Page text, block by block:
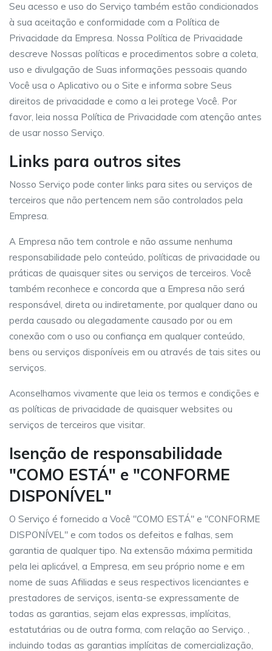
Seu acesso e uso do Serviço também estão condicionados
à sua aceitação e conformidade com a Política de
Privacidade da Empresa. Nossa Política de Privacidade
descreve Nossas políticas e procedimentos sobre a coleta,
uso e divulgação de Suas informações pessoais quando
Você usa o Aplicativo ou o Site e informa sobre Seus
direitos de privacidade e como a lei protege Você. Por
favor, leia nossa Política de Privacidade com atenção antes
de usar nosso Serviço.
Links para outros sites
Nosso Serviço pode conter links para sites ou serviços de
terceiros que não pertencem nem são controlados pela
Empresa.
A Empresa não tem controle e não assume nenhuma
responsabilidade pelo conteúdo, políticas de privacidade ou
práticas de quaisquer sites ou serviços de terceiros. Você
também reconhece e concorda que a Empresa não será
responsável, direta ou indiretamente, por qualquer dano ou
perda causado ou alegadamente causado por ou em
conexão com o uso ou confiança em qualquer conteúdo,
bens ou serviços disponíveis em ou através de tais sites ou
serviços.
Aconselhamos vivamente que leia os termos e condições e
as políticas de privacidade de quaisquer websites ou
serviços de terceiros que visitar.
Isenção de responsabilidade
"COMO ESTÁ" e "CONFORME
DISPONÍVEL"
O Serviço é fornecido a Você "COMO ESTÁ" e "CONFORME
DISPONÍVEL" e com todos os defeitos e falhas, sem
garantia de qualquer tipo. Na extensão máxima permitida
pela lei aplicável, a Empresa, em seu próprio nome e em
nome de suas Afiliadas e seus respectivos licenciantes e
prestadores de serviços, isenta-se expressamente de
todas as garantias, sejam elas expressas, implícitas,
estatutárias ou de outra forma, com relação ao Serviço. ,
incluindo todas as garantias implícitas de comercialização,